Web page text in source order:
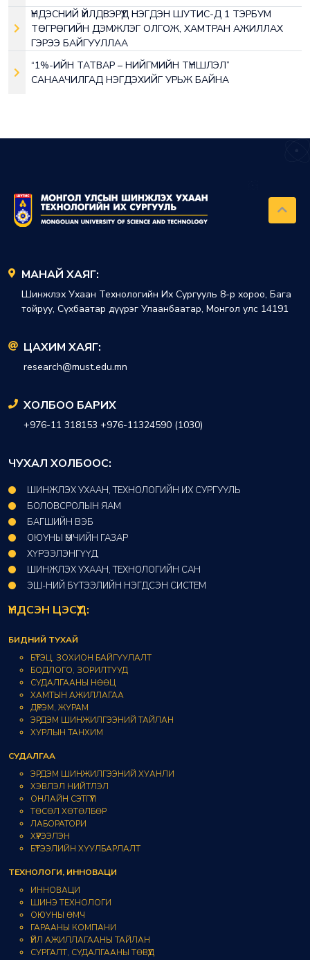
ҮНДЭСНИЙ ҮЙЛДВЭРҮҮД НЭГДЭН ШУТИС-Д 1 ТЭРБУМ
ТӨГРӨГИЙН ДЭМЖЛЭГ OЛГОЖ, ХАМТРАН АЖИЛЛАХ
ГЭРЭЭ БАЙГУУЛЛАА
“1%-ИЙН ТАТВАР – НИЙГМИЙН ТҮНШЛЭЛ”
САНААЧИЛГАД НЭГДЭХИЙГ УРЬЖ БАЙНА
МАНАЙ ХАЯГ:
Шинжлэх Ухаан Технологийн Их Сургууль 8-р хороо, Бага
тойруу, Сүхбаатар дүүрэг Улаанбаатар, Монгол улс 14191
ЦАХИМ ХАЯГ:
research@must.edu.mn
ХОЛБОО БАРИХ
+976-11 318153 +976-11324590 (1030)
ЧУХАЛ ХОЛБООС:
ШИНЖЛЭХ УХААН, ТЕХНОЛОГИЙН ИХ СУРГУУЛЬ
БОЛОВСРОЛЫН ЯАМ
БАГШИЙН ВЭБ
ОЮУНЫ ӨМЧИЙН ГАЗАР​
ХҮРЭЭЛЭНГҮҮД​
ШИНЖЛЭХ УХААН, ТЕХНОЛОГИЙН САН​
ЭШ-НИЙ БҮТЭЭЛИЙН НЭГДСЭН СИСТЕМ
ҮНДСЭН ЦЭСҮҮД:
БИДНИЙ ТУХАЙ
БҮТЭЦ, ЗОХИОН БАЙГУУЛАЛТ
БОДЛОГО, ЗОРИЛТУУД
СУДАЛГААНЫ НӨӨЦ
ХАМТЫН АЖИЛЛАГАА
ДҮРЭМ, ЖУРАМ
ЭРДЭМ ШИНЖИЛГЭЭНИЙ ТАЙЛАН
ХУРЛЫН ТАНХИМ
СУДАЛГАА
ЭРДЭМ ШИНЖИЛГЭЭНИЙ ХУАНЛИ
ХЭВЛЭЛ НИЙТЛЭЛ
ОНЛАЙН СЭТГҮҮЛ
ТӨСӨЛ ХӨТӨЛБӨР
ЛАБОРАТОРИ
ХҮРЭЭЛЭН
БҮТЭЭЛИЙН ХУУЛБАРЛАЛТ
ТЕХНОЛОГИ, ИННОВАЦИ
ИННОВАЦИ
ШИНЭ ТЕХНОЛОГИ
ОЮУНЫ ӨМЧ
ГАРААНЫ КОМПАНИ
ҮЙЛ АЖИЛЛАГААНЫ ТАЙЛАН
СУРГАЛТ, СУДАЛГААНЫ ТӨВҮҮД